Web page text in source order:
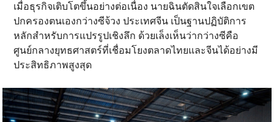
เมื่อธุรกิจเติบโตขึ้นอย่างต่อเนื่อง นายฉินตัดสินใจเลือกเขต
ปกครองตนเองกว่างซีจ้วง ประเทศจีน เป็นฐานปฏิบัติการ
หลักสำหรับการแปรรูปเชิงลึก ด้วยเล็งเห็นว่ากว่างซีคือ
ศูนย์กลางยุทธศาสตร์ที่เชื่อมโยงตลาดไทยและจีนได้อย่างมี
ประสิทธิภาพสูงสุด